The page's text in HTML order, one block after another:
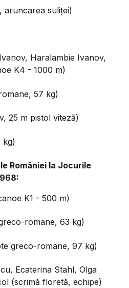
aruncarea suliței)
Haralambie Ivanov,
K4 - 1000 m)
57 kg)
25 m pistol viteză)
kg)
României la Jocurile
K1 - 500 m)
romane, 63 kg)
greco-romane, 97 kg)
Ecaterina Stahl, Olga
(scrimă floretă, echipe)